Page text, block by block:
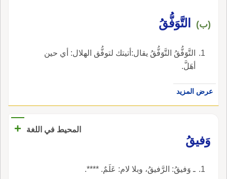
(ب) التَّوَفُّقُ
التَّوَفُّقُ التَّوَفُّقُ يقال:أتيتك لتوفُّق الهلال: أي حين
أهَلَّ.
عرض المزيد
المحيط في اللغة
+
وَفيقُ
ـ وَفيقُ: الرَّفيقُ، وبلا لام: عَلَمٌ. ****.